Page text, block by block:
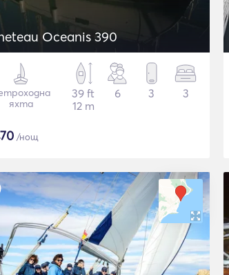
Oceanis 390
яхта
39 ft
12 m
6 3 3
/нощ